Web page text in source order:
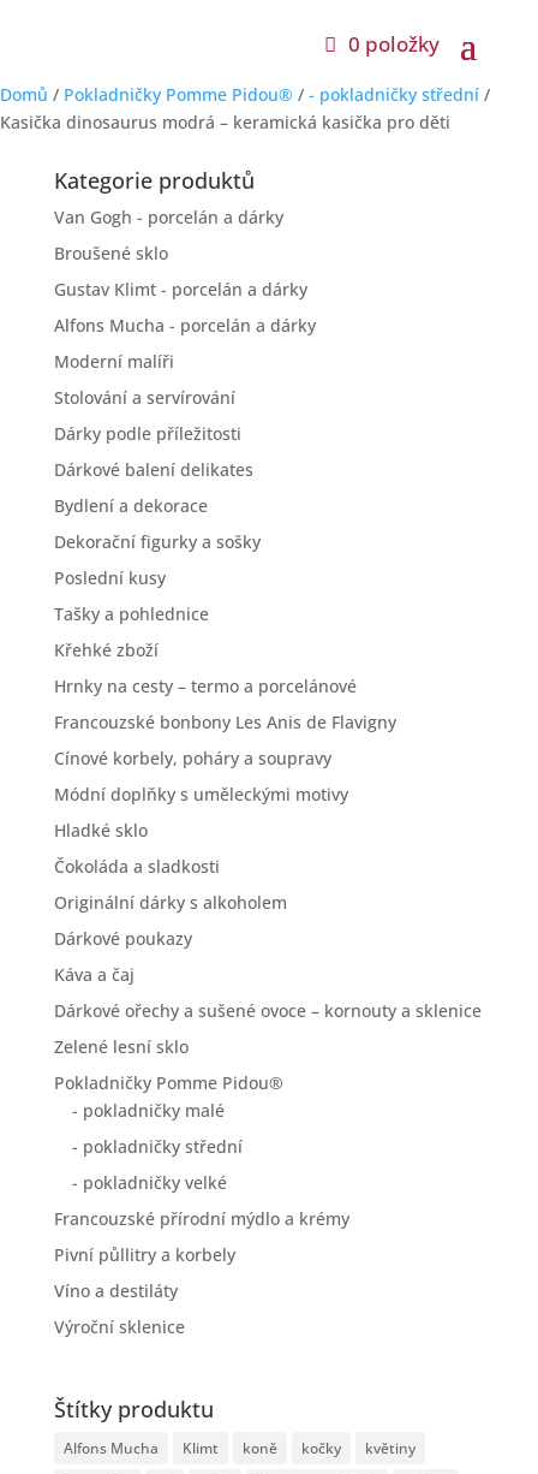
0 položky
Domů / Pokladničky Pomme Pidou® / - pokladničky střední /
Kasička dinosaurus modrá – keramická kasička pro děti
Kategorie produktů
Van Gogh - porcelán a dárky
Broušené sklo
Gustav Klimt - porcelán a dárky
Alfons Mucha - porcelán a dárky
Moderní malíři
Stolování a servírování
Dárky podle příležitosti
Dárkové balení delikates
Bydlení a dekorace
Dekorační figurky a sošky
Poslední kusy
Tašky a pohlednice
Křehké zboží
Hrnky na cesty – termo a porcelánové
Francouzské bonbony Les Anis de Flavigny
Cínové korbely, poháry a soupravy
Módní doplňky s uměleckými motivy
Hladké sklo
Čokoláda a sladkosti
Originální dárky s alkoholem
Dárkové poukazy
Káva a čaj
Dárkové ořechy a sušené ovoce – kornouty a sklenice
Zelené lesní sklo
Pokladničky Pomme Pidou®
- pokladničky malé
- pokladničky střední
- pokladničky velké
Francouzské přírodní mýdlo a krémy
Pivní půllitry a korbely
Víno a destiláty
Výroční sklenice
Štítky produktu
Alfons Mucha Klimt koně kočky
květiny